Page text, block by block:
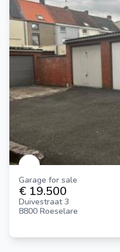
Garage for sale
€ 19.500
Duivestraat 3
8800 Roeselare